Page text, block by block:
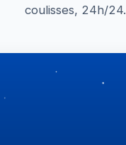
coulisses, 24h/24.